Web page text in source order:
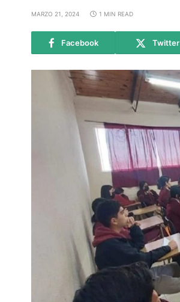
MARZO 21, 2024 1 MIN READ
Facebook Twitter